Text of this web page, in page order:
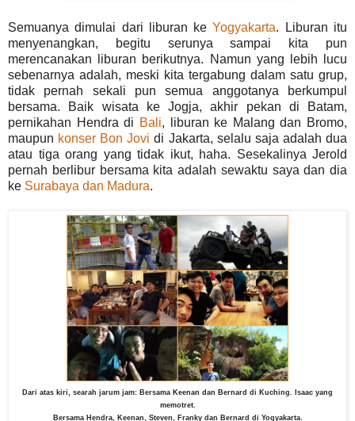
Semuanya dimulai dari liburan keYogyakarta. Liburan itu
menyenangkan, begitu serunya sampai kita pun
merencanakan liburan berikutnya. Namun yang lebih lucu
sebenarnya adalah, meski kita tergabung dalam satu grup,
tidak pernah sekali pun semua anggotanya berkumpul
bersama. Baik wisata ke Jogja, akhir pekan di Batam,
pernikahan Hendra di Bali, liburan ke Malang dan Bromo,
maupun konser Bon Jovi di Jakarta, selalu saja adalah dua
atau tiga orang yang tidak ikut, haha. Sesekalinya Jerold
pernah berlibur bersama kita adalah sewaktu saya dan dia
ke Surabaya dan Madura.
Dari atas kiri, searah jarum jam: Bersama Keenan dan Bernard di Kuching. Isaac yang
memotret.
Bersama Hendra, Keenan, Steven, Franky dan Bernard di Yogyakarta.